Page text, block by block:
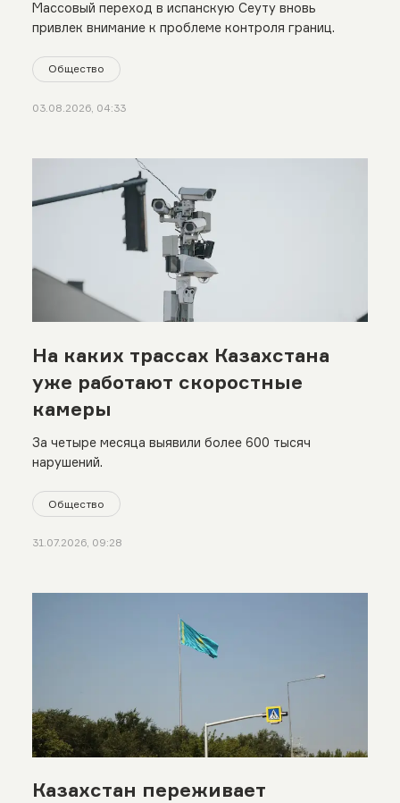
Массовый переход в испанскую Сеуту вновь
привлек внимание к проблеме контроля границ.
Общество
03.08.2026, 04:33
На каких трассах Казахстана
уже работают скоростные
камеры
За четыре месяца выявили более 600 тысяч
нарушений.
Общество
31.07.2026, 09:28
Казахстан переживает